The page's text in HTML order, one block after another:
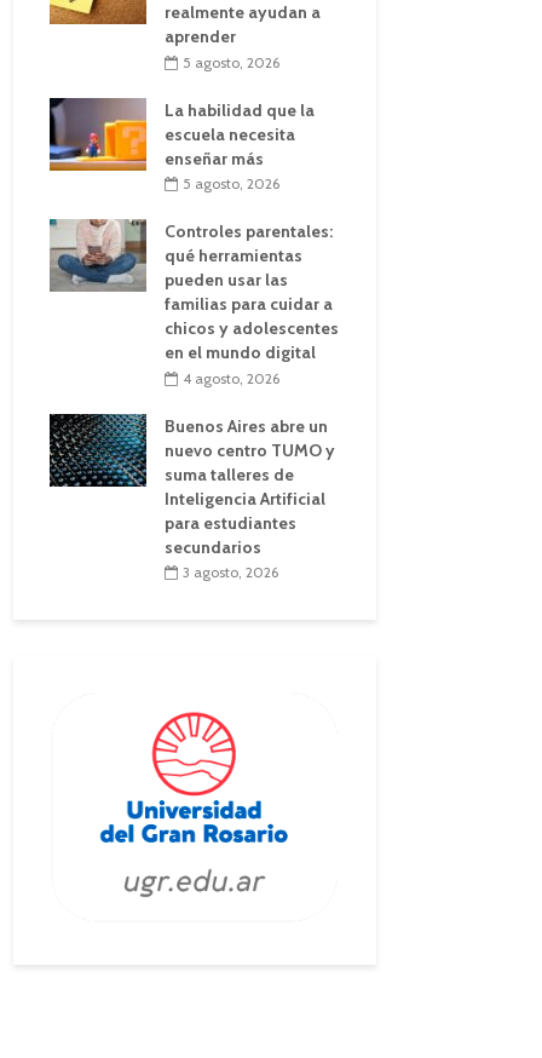
realmente ayudan a
aprender
5 agosto, 2026
La habilidad que la
escuela necesita
enseñar más
5 agosto, 2026
Controles parentales:
qué herramientas
pueden usar las
familias para cuidar a
chicos y adolescentes
en el mundo digital
4 agosto, 2026
Buenos Aires abre un
nuevo centro TUMO y
suma talleres de
Inteligencia Artificial
para estudiantes
secundarios
3 agosto, 2026